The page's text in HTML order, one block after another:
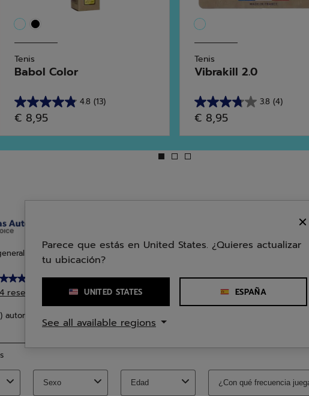
Tenis
Babol Color
4.8 (13)
4.8
de
5
estrellas.
€ 8,95
Tenis
Vibrakill 2.0
3.8 (4)
3.8
de
5
estrellas.
€ 8,95
Parece que estás en United States. ¿Quieres actualizar
tu ubicación?
UNITED STATES ESPAÑA
See all available regions